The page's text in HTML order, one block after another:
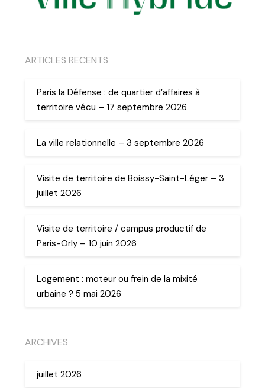
ARTICLES RECENTS
Paris la Défense : de quartier d’affaires à
territoire vécu – 17 septembre 2026
La ville relationnelle – 3 septembre 2026
Visite de territoire de Boissy-Saint-Léger – 3
juillet 2026
Visite de territoire / campus productif de
Paris-Orly – 10 juin 2026
Logement : moteur ou frein de la mixité
urbaine ? 5 mai 2026
ARCHIVES
juillet 2026